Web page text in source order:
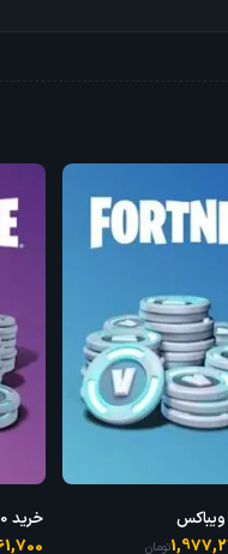
تومان
خرید 4500 ویباکس